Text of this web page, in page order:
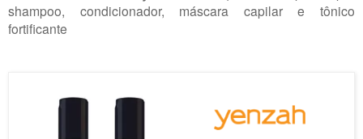
shampoo, condicionador, máscara capilar e tônico
fortificante